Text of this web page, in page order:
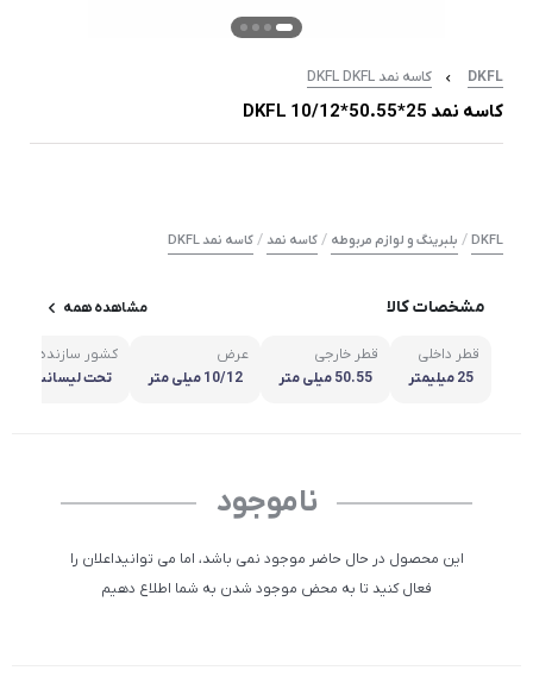
DKFL کاسه نمد DKFL DKFL
کاسه نمد 25*50.55*10/12 DKFL
DKFL
/ بلبرینگ و لوازم مربوطه / کاسه نمد / کاسه نمد DKFL
مشخصات کالا مشاهده همه
قطر داخلی
25 میلیمتر
قطر خارجی
50.55 میلی متر
عرض
10/12 میلی متر
کشور سازنده
تحت لیسانس DKFL آلمان
ناموجود
این محصول در حال حاضر موجود نمی باشد، اما می توانیداعلان را
فعال کنید تا به محض موجود شدن به شما اطلاع دهیم